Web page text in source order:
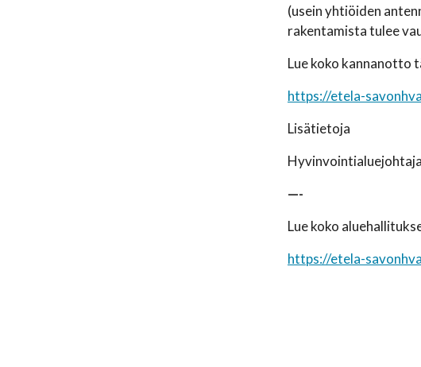
(usein yhtiöiden
rakentamista tulee
Lue koko kannanotto
https://etela-
Lisätietoja
—-
Lue koko
https://etela-